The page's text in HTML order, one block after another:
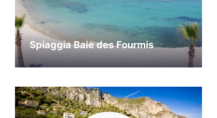
Spiaggia Baie des Fourmis